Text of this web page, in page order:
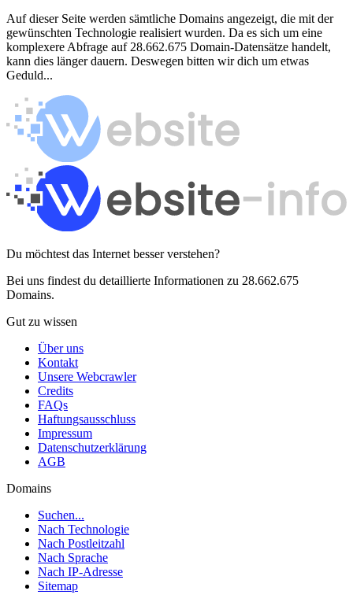
Auf dieser Seite werden sämtliche Domains angezeigt, die mit der
gewünschten Technologie realisiert wurden. Da es sich um eine
komplexere Abfrage auf 28.662.675 Domain-Datensätze handelt,
kann dies länger dauern. Deswegen bitten wir dich um etwas
Geduld...
Du möchtest das Internet besser verstehen?
Bei uns findest du detaillierte Informationen zu 28.662.675
Domains.
Gut zu wissen
Über uns
Kontakt
Unsere Webcrawler
Credits
FAQs
Haftungsausschluss
Impressum
Datenschutzerklärung
AGB
Domains
Suchen...
Nach Technologie
Nach Postleitzahl
Nach Sprache
Nach IP-Adresse
Sitemap